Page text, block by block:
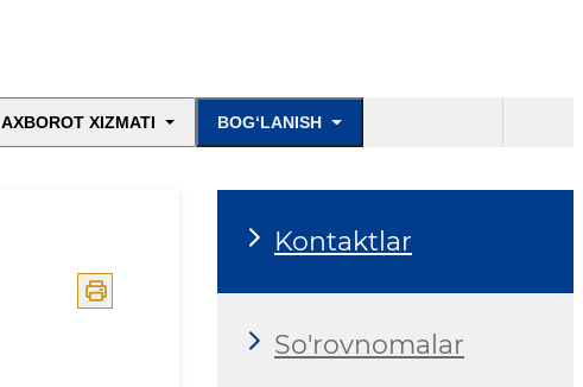
AXBOROT XIZMATI BOG‘LANISH
Kontaktlar
So'rovnomalar